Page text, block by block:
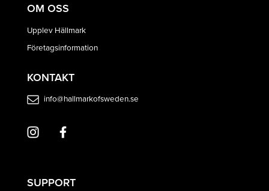
OM OSS
Upplev Hällmark
Företagsinformation
KONTAKT
info@hallmarkofsweden.se
SUPPORT